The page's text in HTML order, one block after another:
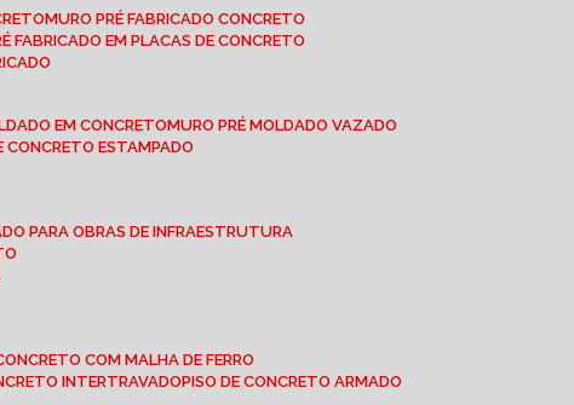
MURO PRÉ FABRICADO CONCRETO
FABRICADO EM PLACAS DE CONCRETO
EM CONCRETO
MURO PRÉ MOLDADO VAZADO
CONCRETO ESTAMPADO
PARA OBRAS DE INFRAESTRUTURA
CONCRETO COM MALHA DE FERRO
INTERTRAVADO PISO DE CONCRETO ARMADO